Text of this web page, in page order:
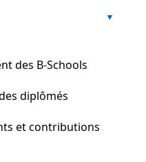
des B-Schools
diplômés
et contributions